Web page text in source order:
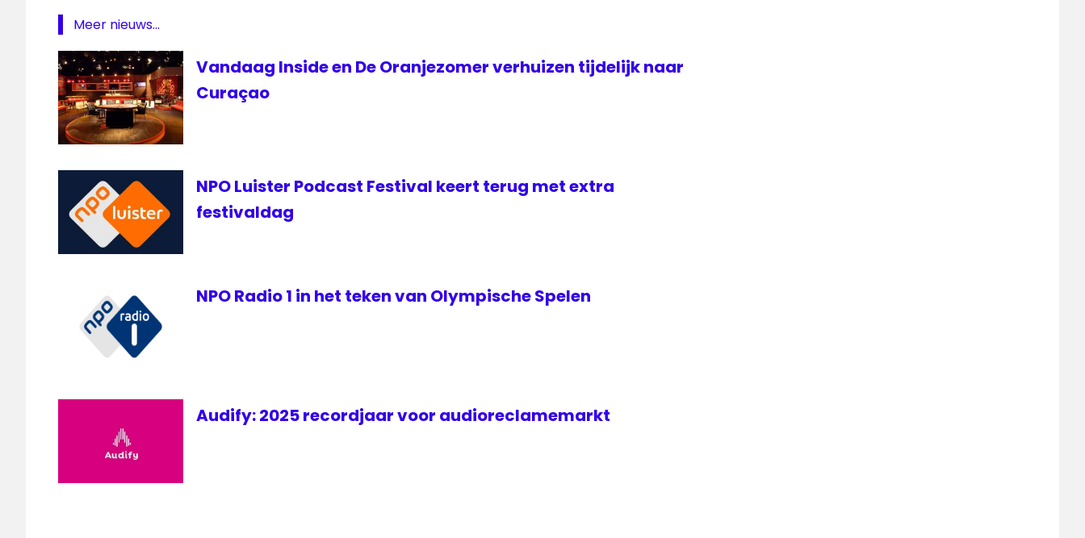
Meer nieuws...
Vandaag Inside en De Oranjezomer verhuizen tijdelijk naar
Curaçao
NPO Luister Podcast Festival keert terug met extra
festivaldag
NPO Radio 1 in het teken van Olympische Spelen
Audify: 2025 recordjaar voor audioreclamemarkt